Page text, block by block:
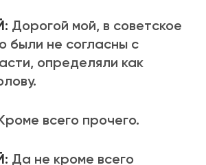
Дорогой мой, в советское
были не согласны с
определяли как
всего прочего.
Да не кроме всего